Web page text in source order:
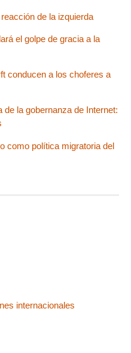
de la izquierda
el golpe de gracia a la
conducen a los choferes a
la gobernanza de Internet:
como política migratoria del
internacionales